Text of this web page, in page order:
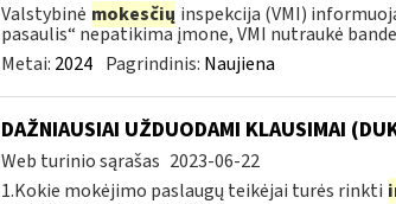
Valstybinė mokesčių inspekcija (VMI)
pasaulis“ nepatikima įmone, VMI nutraukė
Metai: 2024 Pagrindinis: Naujiena
DAŽNIAUSIAI UŽDUODAMI KLAUSIMAI
Web turinio sąrašas 2023-06-22
1.Kokie mokėjimo paslaugų teikėjai turės rinkti